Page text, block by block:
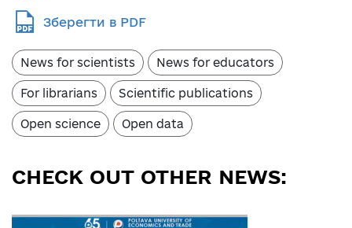
Зберегти в PDF
News for scientists News for educators
For librarians Scientific publications
Open science Open data
CHECK OUT OTHER NEWS: